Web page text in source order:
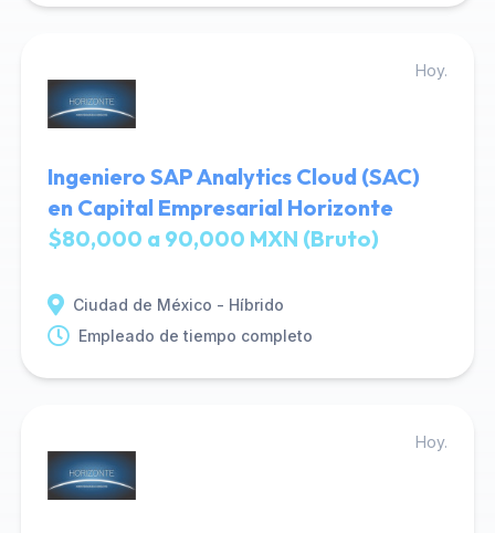
Hoy.
Ingeniero SAP Analytics Cloud (SAC)
en Capital Empresarial Horizonte
$80,000 a 90,000 MXN (Bruto)
Ciudad de México - Híbrido
Empleado de tiempo completo
Hoy.